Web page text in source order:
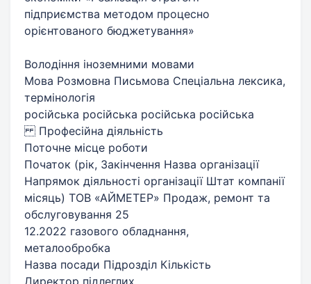
підприємства методом процесно
орієнтованого бюджетування»
Володіння іноземними мовами
Мова Розмовна Письмова Спеціальна лексика,
термінологія
російська російська російська російська
Професійна діяльність
Поточне місце роботи
Початок (рік, Закінчення Назва організації
Напрямок діяльності організації Штат компанії
місяць) ТОВ «АЙМЕТЕР» Продаж, ремонт та
обслуговування 25
12.2022 газового обладнання,
металообробка
Назва посади Підрозділ Кількість
Директор підлеглих